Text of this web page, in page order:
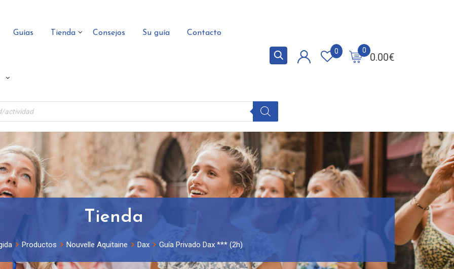
Guías Tienda Consejos Su guía Contacto
0.00€
0
0
Tienda
Productos Nouvelle Aquitaine Dax Guía Privado Dax *** (2h)